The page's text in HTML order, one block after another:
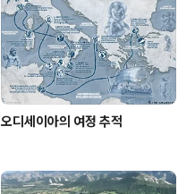
오디세이아의 여정 추적